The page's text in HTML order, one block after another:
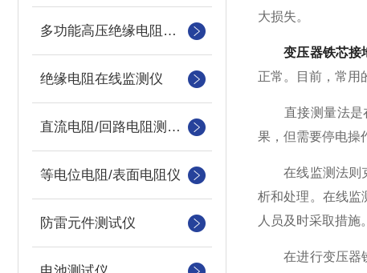
多功能高压绝缘电阻测试仪
绝缘电阻在线监测仪
直流电阻/回路电阻测试仪
等电位电阻/表面电阻仪
防雷元件测试仪
大损失。
变压器铁芯接
正常。目前，常用
直接测量法是在
果，但需要停电操
在线监测法则克
析和处理。在线监
人员及时采取措施
在进行变压器铁